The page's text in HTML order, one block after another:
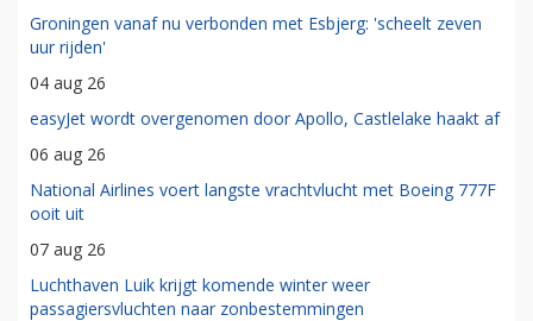
Groningen vanaf nu verbonden met Esbjerg: 'scheelt zeven
uur rijden'
04 aug 26
easyJet wordt overgenomen door Apollo, Castlelake haakt af
06 aug 26
National Airlines voert langste vrachtvlucht met Boeing 777F
ooit uit
07 aug 26
Luchthaven Luik krijgt komende winter weer
passagiersvluchten naar zonbestemmingen